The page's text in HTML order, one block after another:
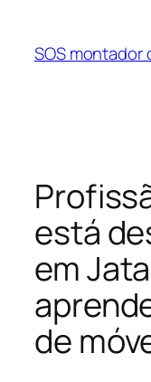
SOS montador
está
em
de